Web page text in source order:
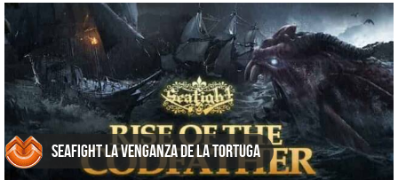
Seafight La venganza de la tortuga